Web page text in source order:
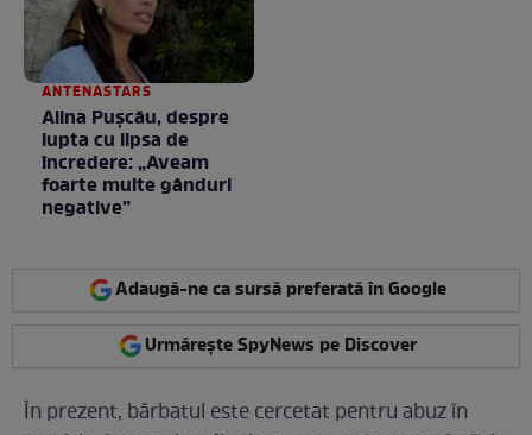
ANTENASTARS
Alina Pușcău, despre
lupta cu lipsa de
încredere: „Aveam
foarte multe gânduri
negative”
Adaugă-ne ca sursă preferată în Google
Urmărește SpyNews pe Discover
În prezent, bărbatul este cercetat pentru abuz în